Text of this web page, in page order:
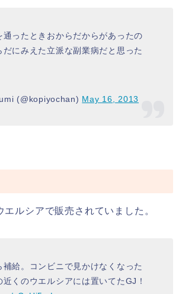
通ったときおからだからがあったの
だにみえた立派な副業病だと思った
(@kopiyochan) May 16, 2013
エルシアで販売されていました。
補給。コンビニで見かけなくなった
近くのウエルシアには置いてたGJ！